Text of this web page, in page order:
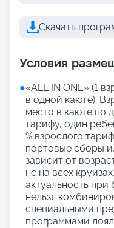
Скачать
Условия
●«АLL IN ONE» (1
в одной каюте):
место в каюте по
тарифу, один
% взрослого
портовые сборы
зависит от
не на всех
актуальность
нельзя
специальными
программами